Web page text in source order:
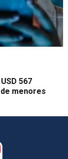
567
menores